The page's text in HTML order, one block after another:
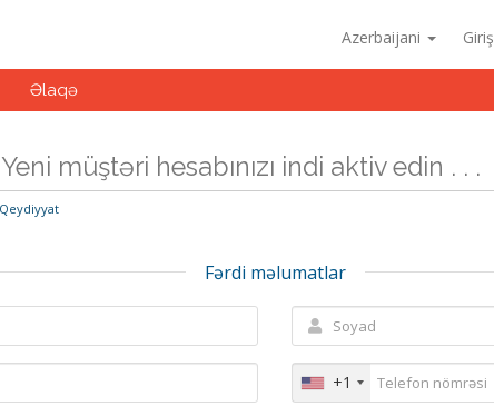
Azerbaijani Giriş
Əlaqə
Yeni müştəri hesabınızı indi aktiv edin . . .
Qeydiyyat
Fərdi məlumatlar
+1